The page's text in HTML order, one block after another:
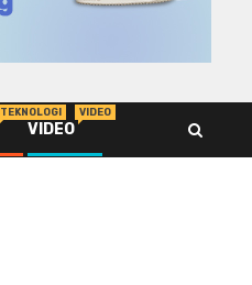
TEKNOLOGI
VIDEO
VIDEO